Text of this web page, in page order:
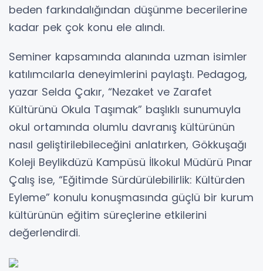
beden farkındalığından düşünme becerilerine
kadar pek çok konu ele alındı.
Seminer kapsamında alanında uzman isimler
katılımcılarla deneyimlerini paylaştı. Pedagog,
yazar Selda Çakır, “Nezaket ve Zarafet
Kültürünü Okula Taşımak” başlıklı sunumuyla
okul ortamında olumlu davranış kültürünün
nasıl geliştirilebileceğini anlatırken, Gökkuşağı
Koleji Beylikdüzü Kampüsü İlkokul Müdürü Pınar
Çalış ise, “Eğitimde Sürdürülebilirlik: Kültürden
Eyleme” konulu konuşmasında güçlü bir kurum
kültürünün eğitim süreçlerine etkilerini
değerlendirdi.